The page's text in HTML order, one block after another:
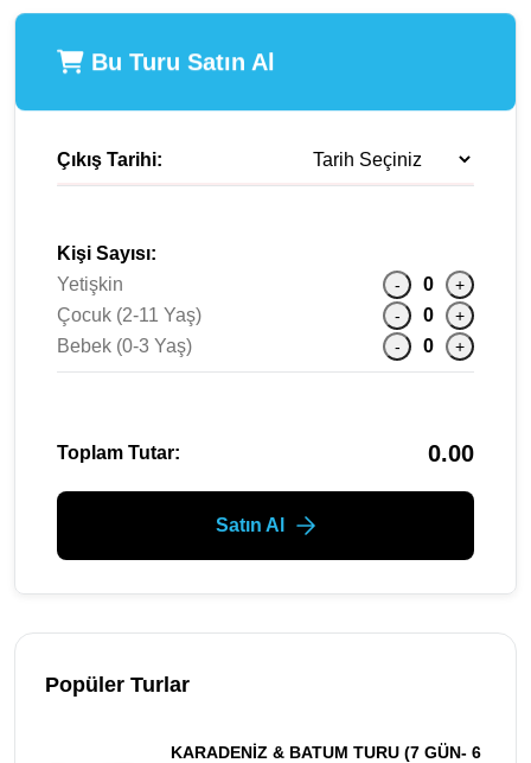
Bu Turu Satın Al
Çıkış Tarihi:
Kişi Sayısı:
Yetişkin
- 0 +
Çocuk (2-11 Yaş) - 0 +
Bebek (0-3 Yaş) - 0 +
Toplam Tutar: 0.00
Satın Al
Popüler Turlar
KARADENİZ & BATUM TURU (7 GÜN- 6